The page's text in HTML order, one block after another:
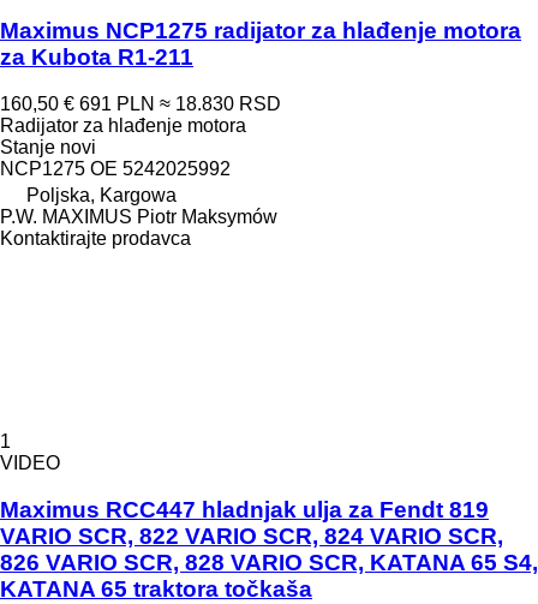
Maximus NCP1275 radijator za hlađenje motora
za Kubota R1-211
160,50 € 691 PLN ≈ 18.830 RSD
Radijator za hlađenje motora
Stanje novi
NCP1275 OE 5242025992
Poljska, Kargowa
P.W. MAXIMUS Piotr Maksymów
Kontaktirajte prodavca
1
VIDEO
Maximus RCC447 hladnjak ulja za Fendt 819
VARIO SCR, 822 VARIO SCR, 824 VARIO SCR,
826 VARIO SCR, 828 VARIO SCR, KATANA 65 S4,
KATANA 65 traktora točkaša